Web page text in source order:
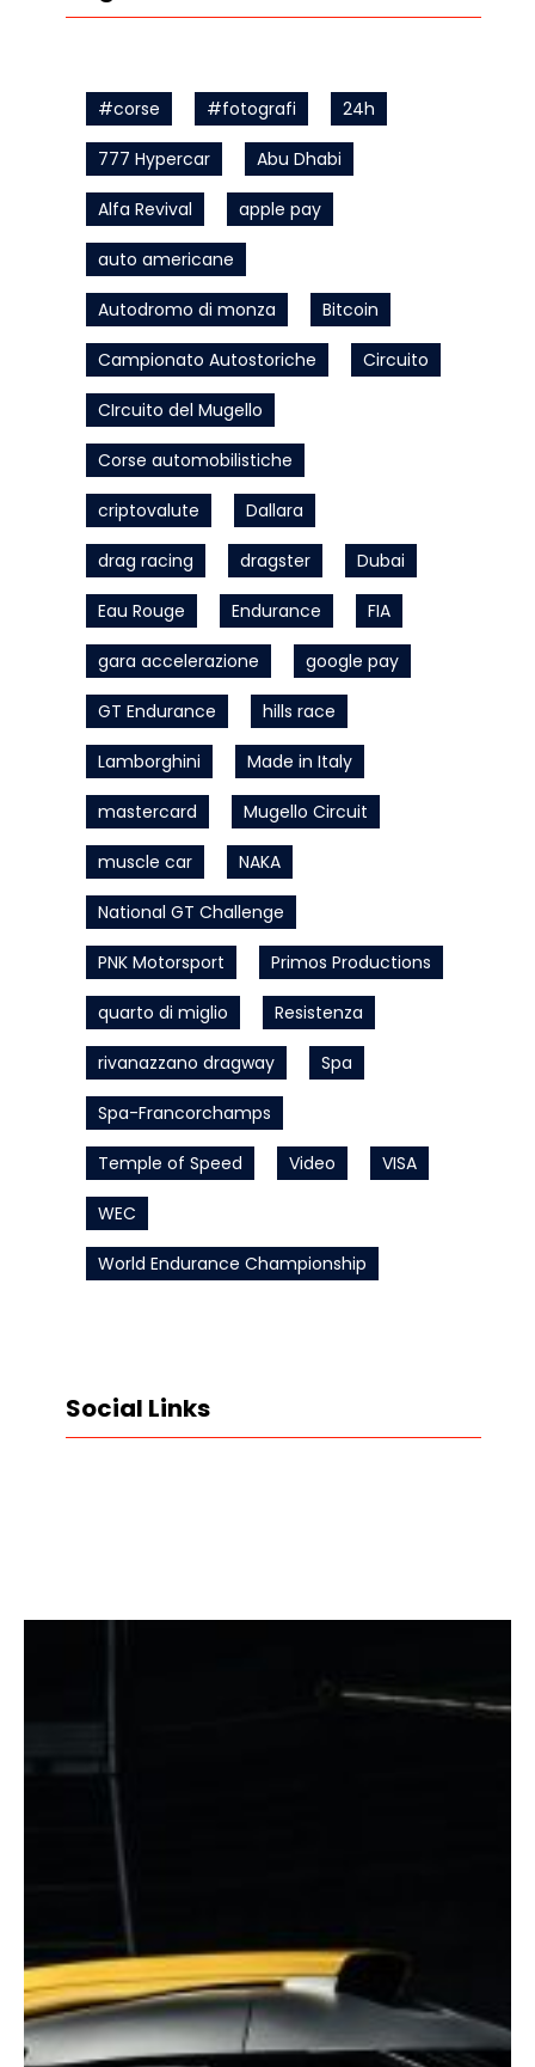
#corse #fotografi 24h
777 Hypercar Abu Dhabi
Alfa Revival apple pay
auto americane
Autodromo di monza Bitcoin
Campionato Autostoriche Circuito
CIrcuito del Mugello
Corse automobilistiche
criptovalute Dallara
drag racing dragster Dubai
Eau Rouge Endurance FIA
gara accelerazione google pay
GT Endurance hills race
Lamborghini Made in Italy
mastercard Mugello Circuit
muscle car NAKA
National GT Challenge
PNK Motorsport Primos Productions
quarto di miglio Resistenza
rivanazzano dragway Spa
Spa-Francorchamps
Temple of Speed Video VISA
WEC
World Endurance Championship
Social Links